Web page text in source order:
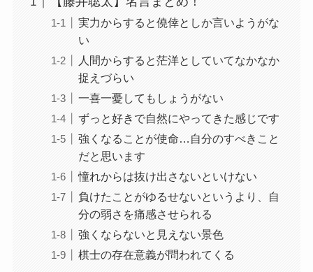
実力からすると僥倖としか言いようがな
い
人間からすると茫洋としていてなかなか
捉えづらい
一喜一憂してもしょうがない
ずっと好きで自然にやってきた感じです
強くなることが使命…自分のすべきこと
だと思います
憧れからは抜け出さないといけない
負けたことがゆるせないというより、自
分の弱さを痛感させられる
強くならないと見えない景色
棋士の存在意義が問われてくる